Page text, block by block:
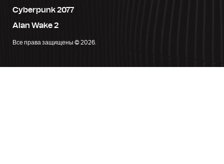
Cyberpunk 2077
Alan Wake 2
Все права защищены © 2026.